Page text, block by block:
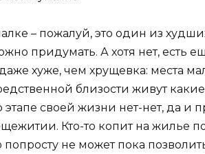
– пожалуй, это один из
придумать. А хотя нет, есть
хуже, чем хрущевка: места
близости живут
этапе своей жизни нет-нет, да и
Кто-то копит на жилье
попросту не может пока